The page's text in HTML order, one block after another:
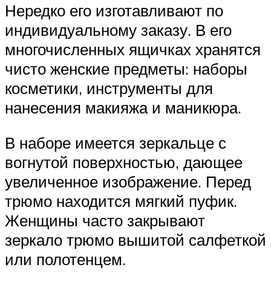
Нередко его изготавливают по
индивидуальному заказу. В его
многочисленных ящичках хранятся
чисто женские предметы: наборы
косметики, инструменты для
нанесения макияжа и маникюра.
В наборе имеется зеркальце с
вогнутой поверхностью, дающее
увеличенное изображение. Перед
трюмо находится мягкий пуфик.
Женщины часто закрывают
зеркало трюмо вышитой салфеткой
или полотенцем.